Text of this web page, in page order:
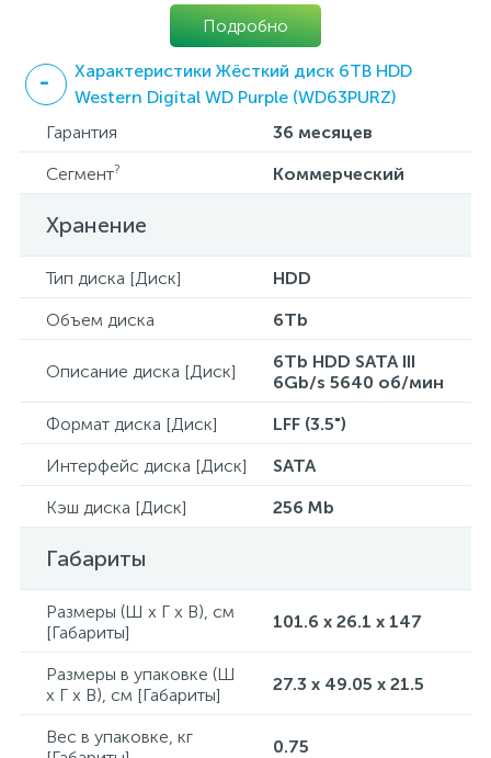
Подробно
Характеристики Жёсткий диск 6TB HDD
Western Digital WD Purple (WD63PURZ)
Гарантия
36 месяцев
Сегмент? Коммерческий
Хранение
Тип диска [Диск]
HDD
Объем диска
6Tb
Описание диска [Диск]
6Tb HDD SATA III
6Gb/s 5640 об/мин
Формат диска [Диск]
LFF (3.5")
Интерфейс диска [Диск]
SATA
Кэш диска [Диск]
256 Mb
Габариты
Размеры (Ш x Г x В), см
[Габариты]
101.6 x 26.1 x 147
Размеры в упаковке (Ш
x Г x В), см [Габариты]
27.3 x 49.05 x 21.5
Вес в упаковке, кг
0.75